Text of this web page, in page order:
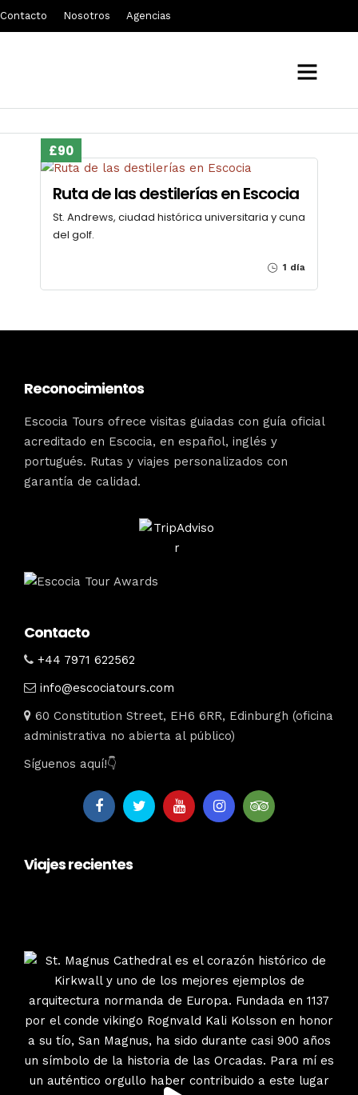
Contacto Nosotros Agencias
£90
Ruta de las destilerías en Escocia
St. Andrews, ciudad histórica universitaria y cuna
del golf.
1 día
Reconocimientos
Escocia Tours ofrece visitas guiadas con guía oficial
acreditado en Escocia, en español, inglés y
portugués. Rutas y viajes personalizados con
garantía de calidad.
Contacto
+44 7971 622562
info@escociatours.com
60 Constitution Street, EH6 6RR, Edinburgh (oficina
administrativa no abierta al público)
Síguenos aquí!👇
Viajes recientes